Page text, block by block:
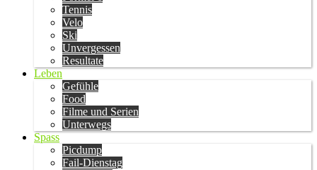
Tennis
Velo
Ski
Unvergessen
Resultate
Leben
Gefühle
Food
Filme und Serien
Unterwegs
Spass
Picdump
Fail-Dienstag